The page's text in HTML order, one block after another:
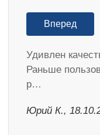
Вперед
Удивлен
Раньше
р…
Юрий К.,